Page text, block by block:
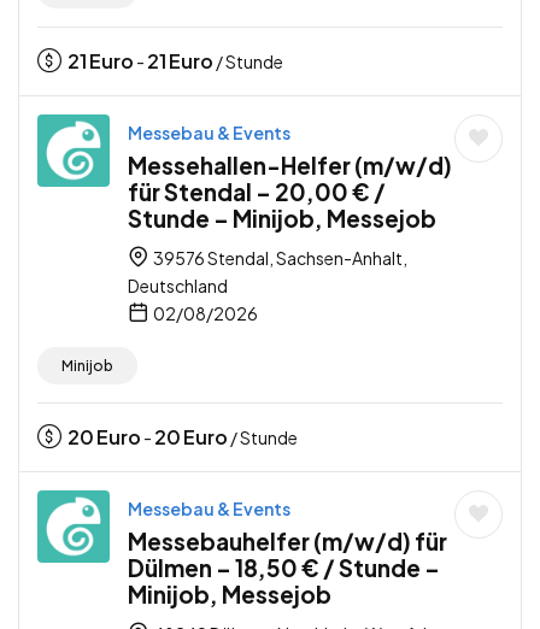
21Euro - 21Euro / Stunde
Messebau & Events
Messehallen-Helfer (m/w/d)
für Stendal – 20,00 € /
Stunde – Minijob, Messejob
39576 Stendal, Sachsen-Anhalt,
Deutschland
02/08/2026
Minijob
20Euro - 20Euro / Stunde
Messebau & Events
Messebauhelfer (m/w/d) für
Dülmen – 18,50 € / Stunde –
Minijob, Messejob